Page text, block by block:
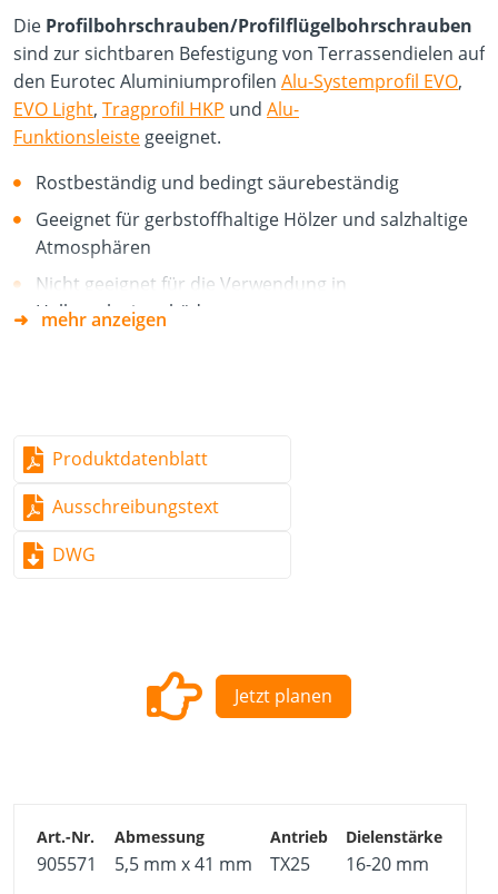
Die Profilbohrschrauben/Profilflügelbohrschrauben
sind zur sichtbaren Befestigung von Terrassendielen auf
den Eurotec Aluminiumprofilen Alu-Systemprofil EVO,
EVO Light, Tragprofil HKP und Alu-
Funktionsleiste geeignet.
Rostbeständig und bedingt säurebeständig
Geeignet für gerbstoffhaltige Hölzer und salzhaltige
Atmosphären
Nicht geeignet für die Verwendung in
Hallenschwimmbädern
mehr anzeigen
Produktdatenblatt
Ausschreibungstext
DWG
Jetzt planen
905571 5,5 mm x 41 mm TX25 16-20 mm